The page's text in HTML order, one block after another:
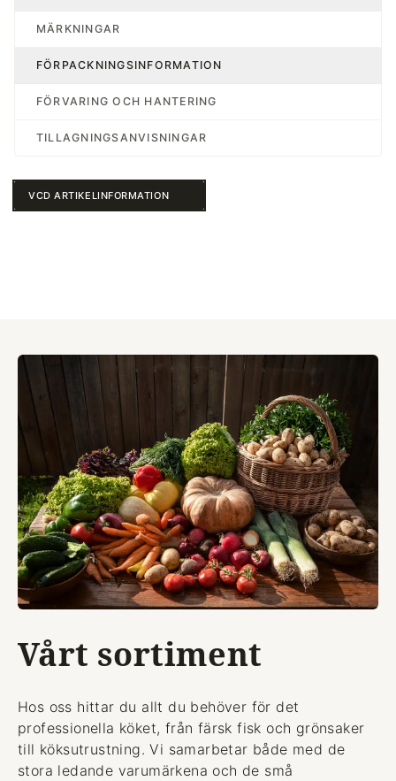
MÄRKNINGAR
FÖRPACKNINGSINFORMATION
FÖRVARING OCH HANTERING
TILLAGNINGSANVISNINGAR
VCD ARTIKELINFORMATION
Vårt sortiment
Hos oss hittar du allt du behöver för det
professionella köket, från färsk fisk och grönsaker
till köksutrustning. Vi samarbetar både med de
stora ledande varumärkena och de små